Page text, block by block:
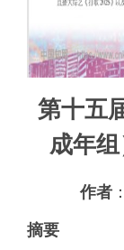
第十五
成年
作者
摘要